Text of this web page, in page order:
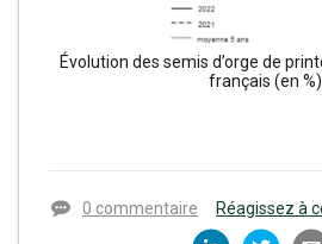
Évolution des semis d’orge de
français (en %).
0 commentaire Réagissez à